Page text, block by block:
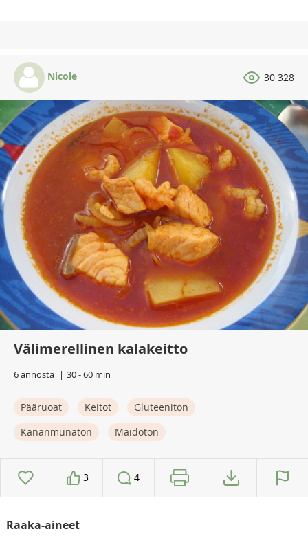
Nicole 30 328
Välimerellinen kalakeitto
6 annosta 30 - 60 min
Pääruoat Keitot
Gluteeniton
Kananmunaton
Maidoton
3 4
Raaka-aineet